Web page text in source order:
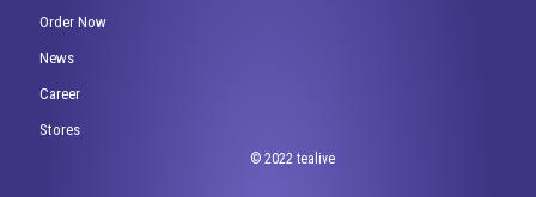
Order Now
News
Career
Stores
© 2022 tealive